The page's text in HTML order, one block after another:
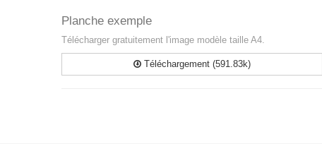
Planche exemple
Télécharger gratuitement l'image modèle taille A4.
Téléchargement (591.83k)